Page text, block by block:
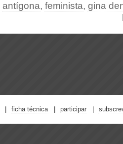
antígona, feminista, gina
ficha técnica participar